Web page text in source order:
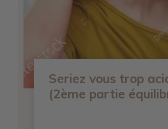
Seriez vous trop
(2ème partie